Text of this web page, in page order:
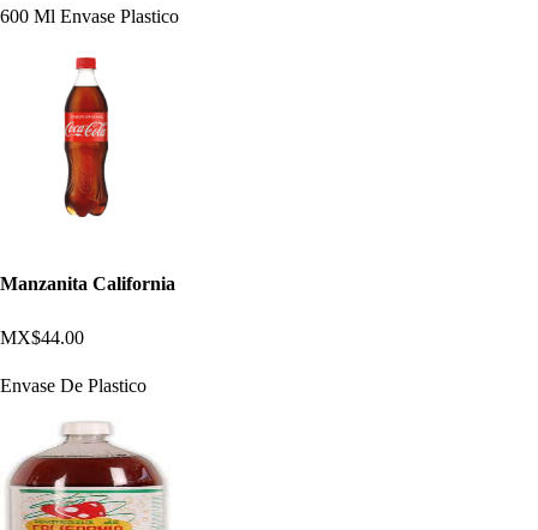
600 Ml Envase Plastico
Manzanita California
MX$44.00
Envase De Plastico